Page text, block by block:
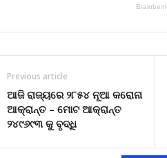
Previous article
ଆଜି ରାଜ୍ୟରେ ୨୮୫୪ ନୂଆ କରୋନା
ଆକ୍ରାନ୍ତ – ମୋଟ ଆକ୍ରାନ୍ତ
୨୪୯୬୯୩ କୁ ବୃଦ୍ଧି